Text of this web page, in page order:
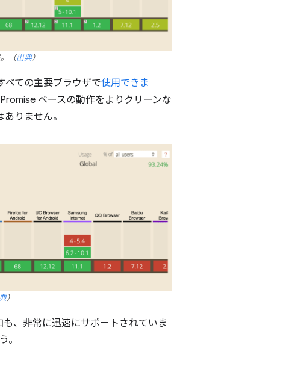
（出典）
べての主要ブラウザで使用できま
ベースの動作をよりクリーンな
りません。
）
、非常に迅速にサポートされていま
。